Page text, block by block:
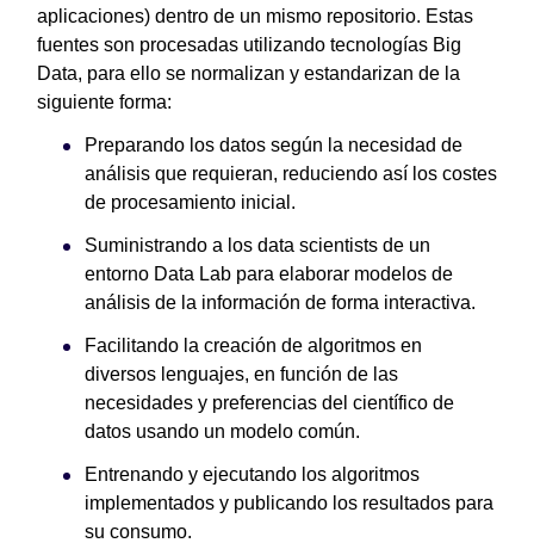
aplicaciones) dentro de un mismo repositorio. Estas
fuentes son procesadas utilizando tecnologías Big
Data, para ello se normalizan y estandarizan de la
siguiente forma:
Preparando los datos según la necesidad de
análisis que requieran, reduciendo así los costes
de procesamiento inicial.
Suministrando a los data scientists de un
entorno Data Lab para elaborar modelos de
análisis de la información de forma interactiva.
Facilitando la creación de algoritmos en
diversos lenguajes, en función de las
necesidades y preferencias del científico de
datos usando un modelo común.
Entrenando y ejecutando los algoritmos
implementados y publicando los resultados para
su consumo.